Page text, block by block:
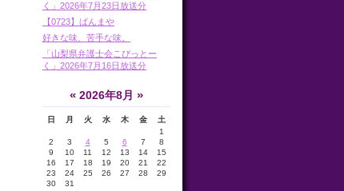
く」2026年7月23日放送分
【0723】ばんまや
好きな味、苦手な味。
「山梨県弁護士会こぴっとー
く」2026年7月16日放送分
« 2026年8月 »
日 月 火 水 木 金
土
1
2
3 4 5 6 7
8
9
10 11 12 13 14
15
16
17 18 19 20 21
22
23
24 25 26 27 28
29
30
31